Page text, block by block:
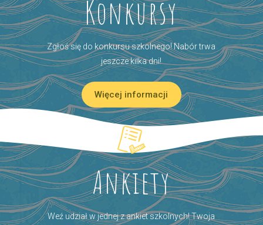
Konkursy
Zgłoś się do konkursu szkolnego! Nabór trwa
jeszcze kilka dni!
Więcej informacji
Ankiety
Weź udział w jednej z ankiet szkolnych! Twoja